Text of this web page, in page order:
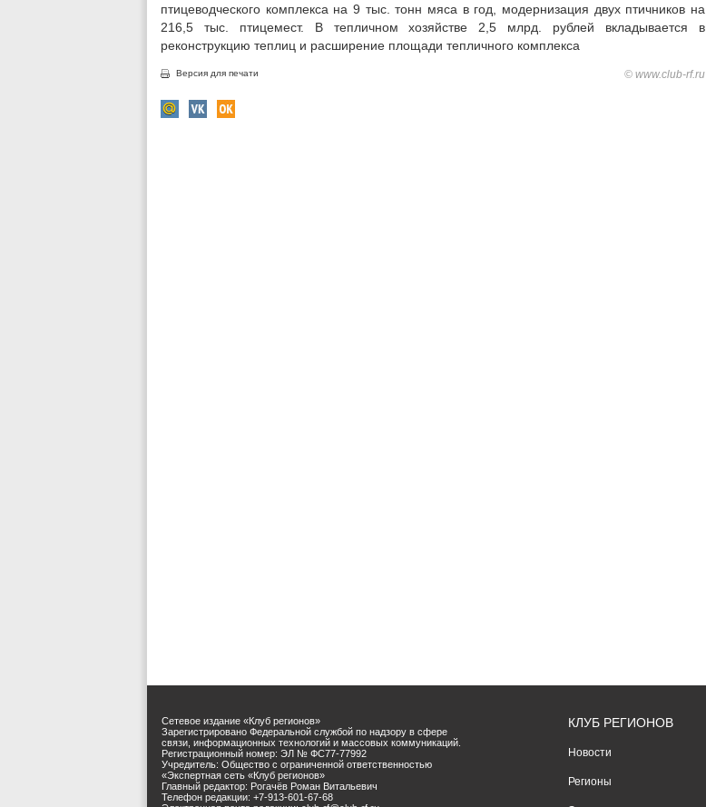
птицеводческого комплекса на 9 тыс. тонн мяса в год, модернизация двух птичников на
216,5 тыс. птицемест. В тепличном хозяйстве 2,5 млрд. рублей вкладывается в
реконструкцию теплиц и расширение площади тепличного комплекса
Версия для печати © www.club-rf.ru
Сетевое издание «Клуб регионов»
Зарегистрировано Федеральной службой по надзору в сфере
связи, информационных технологий и массовых коммуникаций.
Регистрационный номер: ЭЛ № ФС77-77992
Учредитель: Общество с ограниченной ответственностью
«Экспертная сеть «Клуб регионов»
Главный редактор: Рогачёв Роман Витальевич
Телефон редакции: +7-913-601-67-68
КЛУБ РЕГИОНОВ
Новости
Регионы